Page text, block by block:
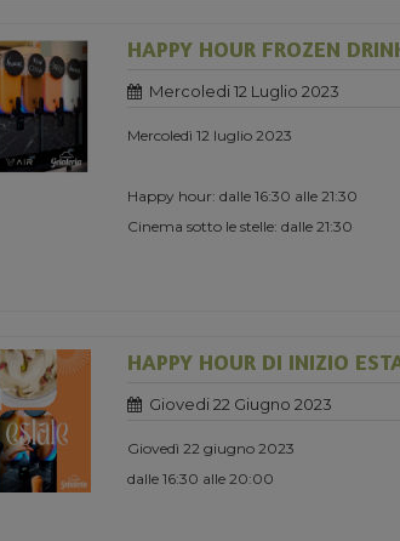
HAPPY HOUR FROZEN
Mercoledi 12 Luglio 2023
Mercoledì 12 luglio 2023
Happy hour: dalle 16:30 alle 21:30
Cinema sotto le stelle: dalle 21:30
HAPPY HOUR DI INIZIO
Giovedi 22 Giugno 2023
Giovedì 22 giugno 2023
dalle 16:30 alle 20:00